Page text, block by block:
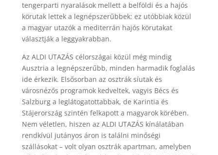
tengerparti nyaralások mellett a belföldi és a hajós
körutak lettek a legnépszerűbbek: ez utóbbiak közül
a magyar utazók a mediterrán hajós körutakat
választják a leggyakrabban.
Az ALDI UTAZÁS célországai közül még mindig
Ausztria a legnépszerűbb, minden harmadik foglalás
ide érkezik. Elsősorban az osztrák síutak és
városnézős programok kedveltek, vagyis Bécs és
Salzburg a leglátogatottabbak, de Karintia és
Stájerország szintén felkapott a magyarok körében.
Nem véletlen, hiszen az ALDI UTAZÁS kínálatában
rendkívül jutányos áron is találni minőségi
szállásokat – volt olyan osztrák apartman, amelyben